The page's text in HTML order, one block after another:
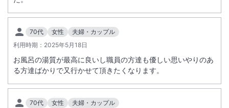
70代 女性
夫婦・カップル
利用時期： 2025年5月18日
お風呂の湯質が最高に良いし職員の方達も優しい思いやりのあ
る方達ばかりで又行かせて頂きたくなります。
70代 女性
夫婦・カップル